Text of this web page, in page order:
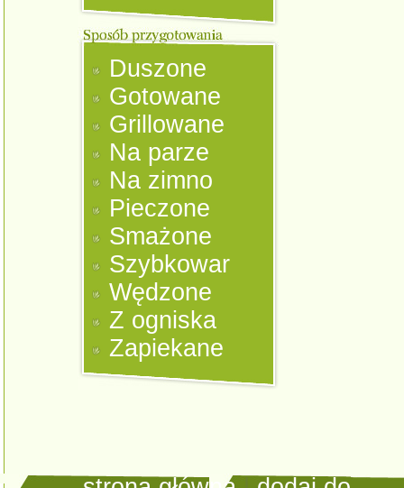
Duszone
Gotowane
Grillowane
Na parze
Na zimno
Pieczone
Smażone
Szybkowar
Wędzone
Z ogniska
Zapiekane